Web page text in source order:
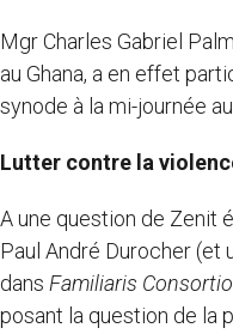
Mgr Charles Gabriel
au Ghana, a en effet
synode à la mi-journée
Lutter contre la
A une question de Zenit
Paul André Durocher (et
dans Familiaris Consortio
posant la question de la